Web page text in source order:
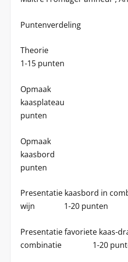
Puntenverdeling
1-15 punten
Opmaak
punten
Opmaak
punten
Presentatie kaasbord in
wijn 1-20 punten
Presentatie favoriete kaas-
combinatie 1-20